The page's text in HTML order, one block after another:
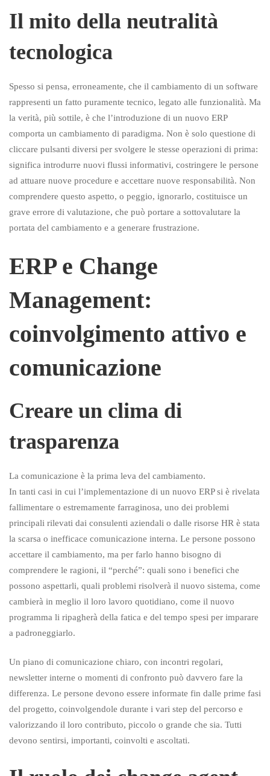
Il mito della neutralità
tecnologica
Spesso si pensa, erroneamente, che il cambiamento di un software
rappresenti un fatto puramente tecnico, legato alle funzionalità. Ma
la verità, più sottile, è che l’introduzione di un nuovo ERP
comporta un cambiamento di paradigma. Non è solo questione di
cliccare pulsanti diversi per svolgere le stesse operazioni di prima:
significa introdurre nuovi flussi informativi, costringere le persone
ad attuare nuove procedure e accettare nuove responsabilità. Non
comprendere questo aspetto, o peggio, ignorarlo, costituisce un
grave errore di valutazione, che può portare a sottovalutare la
portata del cambiamento e a generare frustrazione.
ERP e Change
Management:
coinvolgimento attivo e
comunicazione
Creare un clima di
trasparenza
La comunicazione è la prima leva del cambiamento.
In tanti casi in cui l’implementazione di un nuovo ERP si è rivelata
fallimentare o estremamente farraginosa, uno dei problemi
principali rilevati dai consulenti aziendali o dalle risorse HR è stata
la scarsa o inefficace comunicazione interna. Le persone possono
accettare il cambiamento, ma per farlo hanno bisogno di
comprendere le ragioni, il “perché”: quali sono i benefici che
possono aspettarli, quali problemi risolverà il nuovo sistema, come
cambierà in meglio il loro lavoro quotidiano, come il nuovo
programma li ripagherà della fatica e del tempo spesi per imparare
a padroneggiarlo.
Un piano di comunicazione chiaro, con incontri regolari,
newsletter interne o momenti di confronto può davvero fare la
differenza. Le persone devono essere informate fin dalle prime fasi
del progetto, coinvolgendole durante i vari step del percorso e
valorizzando il loro contributo, piccolo o grande che sia. Tutti
devono sentirsi, importanti, coinvolti e ascoltati.